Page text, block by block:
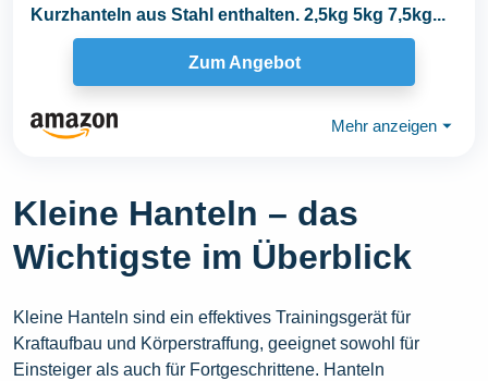
Kurzhanteln aus Stahl enthalten. 2,5kg 5kg 7,5kg...
Zum Angebot
Mehr anzeigen ⏷
Kleine Hanteln – das
Wichtigste im Überblick
Kleine Hanteln sind ein effektives Trainingsgerät für
Kraftaufbau und Körperstraffung, geeignet sowohl für
Einsteiger als auch für Fortgeschrittene. Hanteln